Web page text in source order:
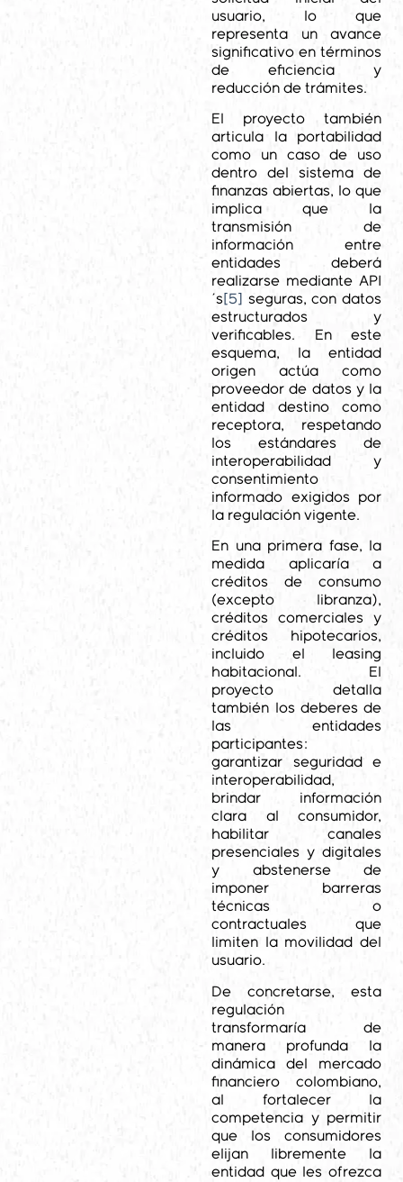
usuario, lo que
representa un avance
significativo en términos
de eficiencia y
reducción de trámites.
El proyecto también
articula la portabilidad
como un caso de uso
dentro del sistema de
finanzas abiertas, lo que
implica que la
transmisión de
información entre
entidades deberá
realizarse mediante API
´s [5]
seguras, con datos
estructurados y
verificables. En este
esquema, la entidad
origen actúa como
proveedor de datos y la
entidad destino como
receptora, respetando
los estándares de
interoperabilidad y
consentimiento
informado exigidos por
la regulación vigente.
En una primera fase, la
medida aplicaría a
créditos de consumo
(excepto libranza),
créditos comerciales y
créditos hipotecarios,
incluido el leasing
habitacional. El
proyecto detalla
también los deberes de
las entidades
participantes:
garantizar seguridad e
interoperabilidad,
brindar información
clara al consumidor,
habilitar canales
presenciales y digitales
y abstenerse de
imponer barreras
técnicas o
contractuales que
limiten la movilidad del
usuario.
De concretarse, esta
regulación
transformaría de
manera profunda la
dinámica del mercado
financiero colombiano,
al fortalecer la
competencia y permitir
que los consumidores
elijan libremente la
entidad que les ofrezca